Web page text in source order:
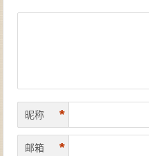
昵称 *
邮箱 *